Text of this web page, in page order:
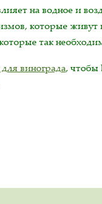
на водное и
которые
так
винограда, чтобы